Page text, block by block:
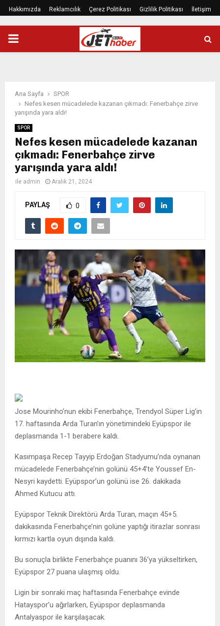
Hakkımızda Reklamcılık Çerez Politikası Gizlilik Politikası İletişim
PRIMARY
Ana Sayfa
SPOR
Nefes kesen mücadelede kazanan çıkmadı: Fenerbahçe zirve
yarışında yara aldı!
SPOR
Nefes kesen mücadelede kazanan
çıkmadı: Fenerbahçe zirve
yarışında yara aldı!
ile admin Aralık 21, 2024
PAYLAŞ 0
Jose Mourinho’nun ekibi Fenerbahçe, Trendyol Süper Lig’in
17. haftasında Arda Turan’ın yönetimindeki Eyüpspor ile
deplasmanda 1-1 berabere kaldı.
Kasımpaşa Recep Tayyip Erdoğan Stadyumu’nda oynanan
mücadelede Fenerbahçe’nin golünü 45+4’te Youssef En-
Nesyri kaydetti. Eyüpspor’un golünü ise 26. dakikada
Ahmed Kutucu attı.
Eyüpspor Teknik Direktörü Arda Turan, maçın 45+5.
dakikasında Fenerbahçe’nin golüne yaptığı itirazlar sonrası
kırmızı kartla oyun dışında kaldı.
Bu sonuçla birlikte Fenerbahçe puanını 36’ya yükseltirken,
Eyüpspor 27 puana ulaşmış oldu.
Ligin bir sonraki maç haftasında Fenerbahçe evinde
Hatayspor’u ağırlarken, Eyüpspor deplasmanda
Antalyaspor ile karşılaşacak.